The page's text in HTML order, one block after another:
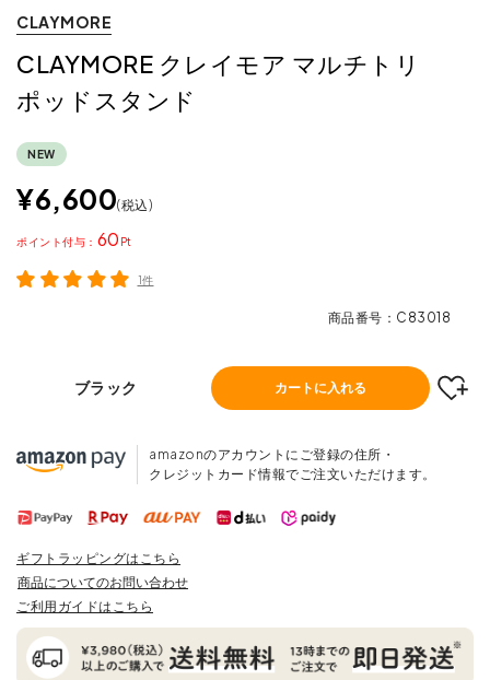
CLAYMORE
CLAYMORE クレイモア マルチトリ
ポッドスタンド
NEW
¥6,600 税込
60
ポイント
1件
商品番号 C83018
ブラック カートに入れる
amazonのアカウントにご登録の住所・
クレジットカード情報でご注文いただけます。
ギフトラッピングはこちら
商品についてのお問い合わせ
ご利用ガイドはこちら